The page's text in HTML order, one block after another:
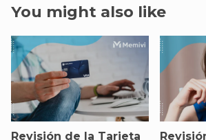
You might also like
Revisión de la Tarjeta